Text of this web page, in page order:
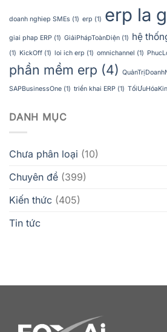
doanh nghiep SMEs (1) erp (1) erp la
giai phap ERP (1) GiảiPhápToànDiện (1) hệ
(1) KickOff (1) loi ich erp (1) omnichannel (1)
phần mềm erp (4)
SAPBusinessOne (1) triển khai ERP (1)
DANH MỤC
Chưa phân loại (10)
Chuyên đề (399)
Kiến thức (405)
Tin tức